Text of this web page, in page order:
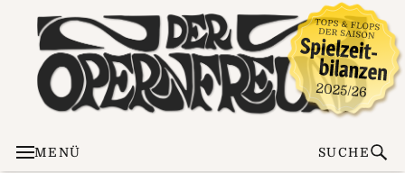
MENÜ SUCHE